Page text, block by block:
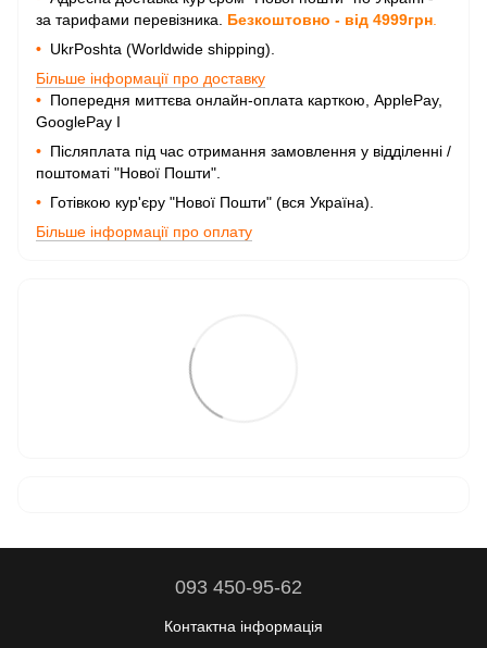
за тарифами перевізника. Безкоштовно - від 4999грн
• UkrPoshta (Worldwide shipping).
Більше інформації про доставку
• Попередня миттєва онлайн-оплата карткою, ApplePay,
GooglePay I
• Післяплата під час отримання замовлення у відділенні /
поштоматі "Нової Пошти".
• Готівкою кур'єру "Нової Пошти" (вся Україна).
Більше інформації про оплату
093 450-95-62
Контактна інформація